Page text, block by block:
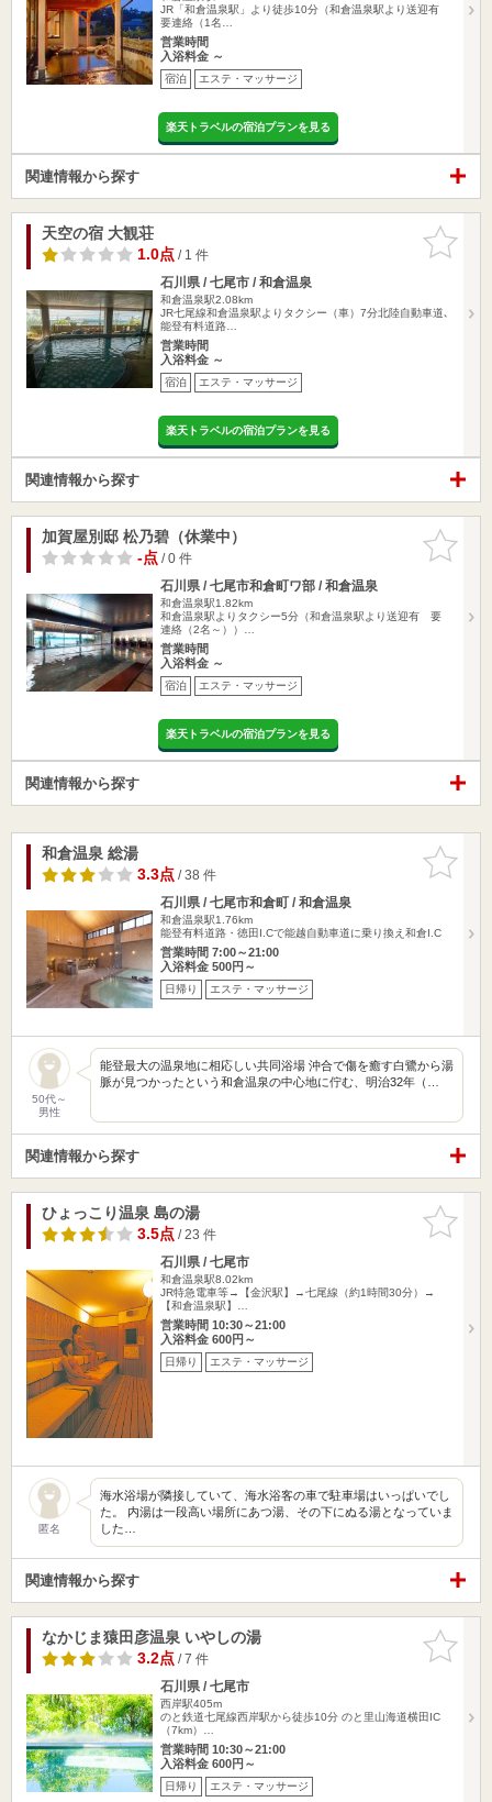
JR「和倉温泉駅」より徒歩10分（和倉温泉駅より送迎有
要連絡（1名…
営業時間
入浴料金 ～
宿泊 エステ・マッサージ
楽天トラベルの宿泊プランを見る
関連情報から探す
お気に入
りに追加
天空の宿 大観荘
1.0点/ 1 件
石川県 / 七尾市 / 和倉温泉
和倉温泉駅2.08km
JR七尾線和倉温泉駅よりタクシー（車）7分北陸自動車道､
能登有料道路…
営業時間
入浴料金 ～
宿泊 エステ・マッサージ
楽天トラベルの宿泊プランを見る
関連情報から探す
お気に入
りに追加
加賀屋別邸 松乃碧（休業中）
-点/ 0 件
石川県 / 七尾市和倉町ワ部 / 和倉温泉
和倉温泉駅1.82km
和倉温泉駅よりタクシー5分（和倉温泉駅より送迎有 要
連絡（2名～））…
営業時間
入浴料金 ～
宿泊 エステ・マッサージ
楽天トラベルの宿泊プランを見る
関連情報から探す
お気に入
りに追加
和倉温泉 総湯
3.3点/ 38 件
石川県 / 七尾市和倉町 / 和倉温泉
和倉温泉駅1.76km
能登有料道路・徳田I.Cで能越自動車道に乗り換え和倉I.C
営業時間 7:00～21:00
入浴料金 500円～
日帰り エステ・マッサージ
50代～
男性
能登最大の温泉地に相応しい共同浴場 沖合で傷を癒す白鷺から湯
脈が見つかったという和倉温泉の中心地に佇む、明治32年（…
関連情報から探す
お気に入
りに追加
ひょっこり温泉 島の湯
3.5点/ 23 件
石川県 / 七尾市
和倉温泉駅8.02km
JR特急電車等→【金沢駅】→七尾線（約1時間30分）→
【和倉温泉駅】…
営業時間 10:30～21:00
入浴料金 600円～
日帰り エステ・マッサージ
匿名
海水浴場が隣接していて、海水浴客の車で駐車場はいっぱいでし
た。 内湯は一段高い場所にあつ湯、その下にぬる湯となっていま
した…
関連情報から探す
お気に入
りに追加
なかじま猿田彦温泉 いやしの湯
3.2点/ 7 件
石川県 / 七尾市
西岸駅405m
のと鉄道七尾線西岸駅から徒歩10分 のと里山海道横田IC
（7km）…
営業時間 10:30～21:00
入浴料金 600円～
日帰り エステ・マッサージ